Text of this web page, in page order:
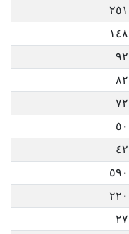
٢٥١
١٤٨
٩٢
٨٢
٧٢
٥٠
٤٢
٥٩٠
٢٢٠
٢٧